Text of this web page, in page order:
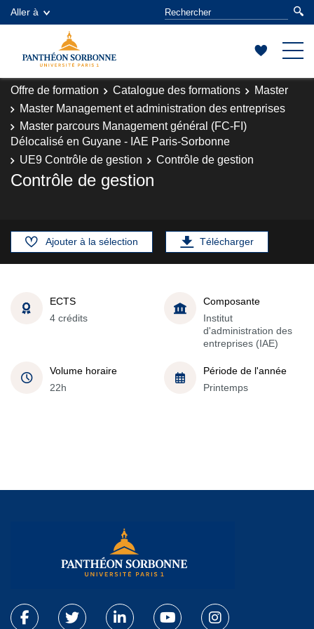
Aller à
Offre de formation Catalogue des formations
Master
Master Management et administration des entreprises
Master parcours Management général (FC-FI)
Délocalisé en Guyane - IAE Paris-Sorbonne
UE9 Contrôle de gestion
Contrôle de gestion
Contrôle de gestion
Ajouter à la sélection Télécharger
ECTS
4 crédits
Composante
Institut
d'administration des
entreprises (IAE)
Volume horaire
22h
Période de l'année
Printemps